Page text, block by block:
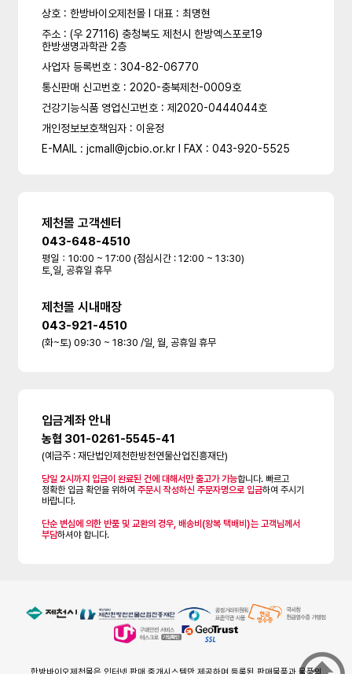
상호 : 한방바이오제천몰 l 대표 : 최명현
주소 : (우 27116) 충청북도 제천시 한방엑스포로19
한방생명과학관 2층
사업자 등록번호 : 304-82-06770
통신판매 신고번호 : 2020-충북제천-0009호
건강기능식품 영업신고번호 : 제2020-0444044호
개인정보보호책임자 : 이윤정
E-MAIL : jcmall@jcbio.or.kr l FAX : 043-920-5525
제천몰 고객센터
043-648-4510
평일：10:00 ~ 17:00 (점심시간 : 12:00 ~ 13:30)
토,일, 공휴일 휴무
제천몰 시내매장
043-921-4510
(화~토) 09:30 ~ 18:30 /일, 월, 공휴일 휴무
입금계좌 안내
농협 301-0261-5545-41
(예금주 : 재단법인제천한방천연물산업진흥재단)
당일 2시까지 입금이 완료된 건에 대해서만 출고가 가능합니다. 빠르고
정확한 입금 확인을 위하여주문시 작성하신 주문자명으로 입금하여 주시기
바랍니다.
단순 변심에 의한 반품 및 교환의 경우, 배송비(왕복 택배비)는 고객님께서
부담하셔야 합니다.